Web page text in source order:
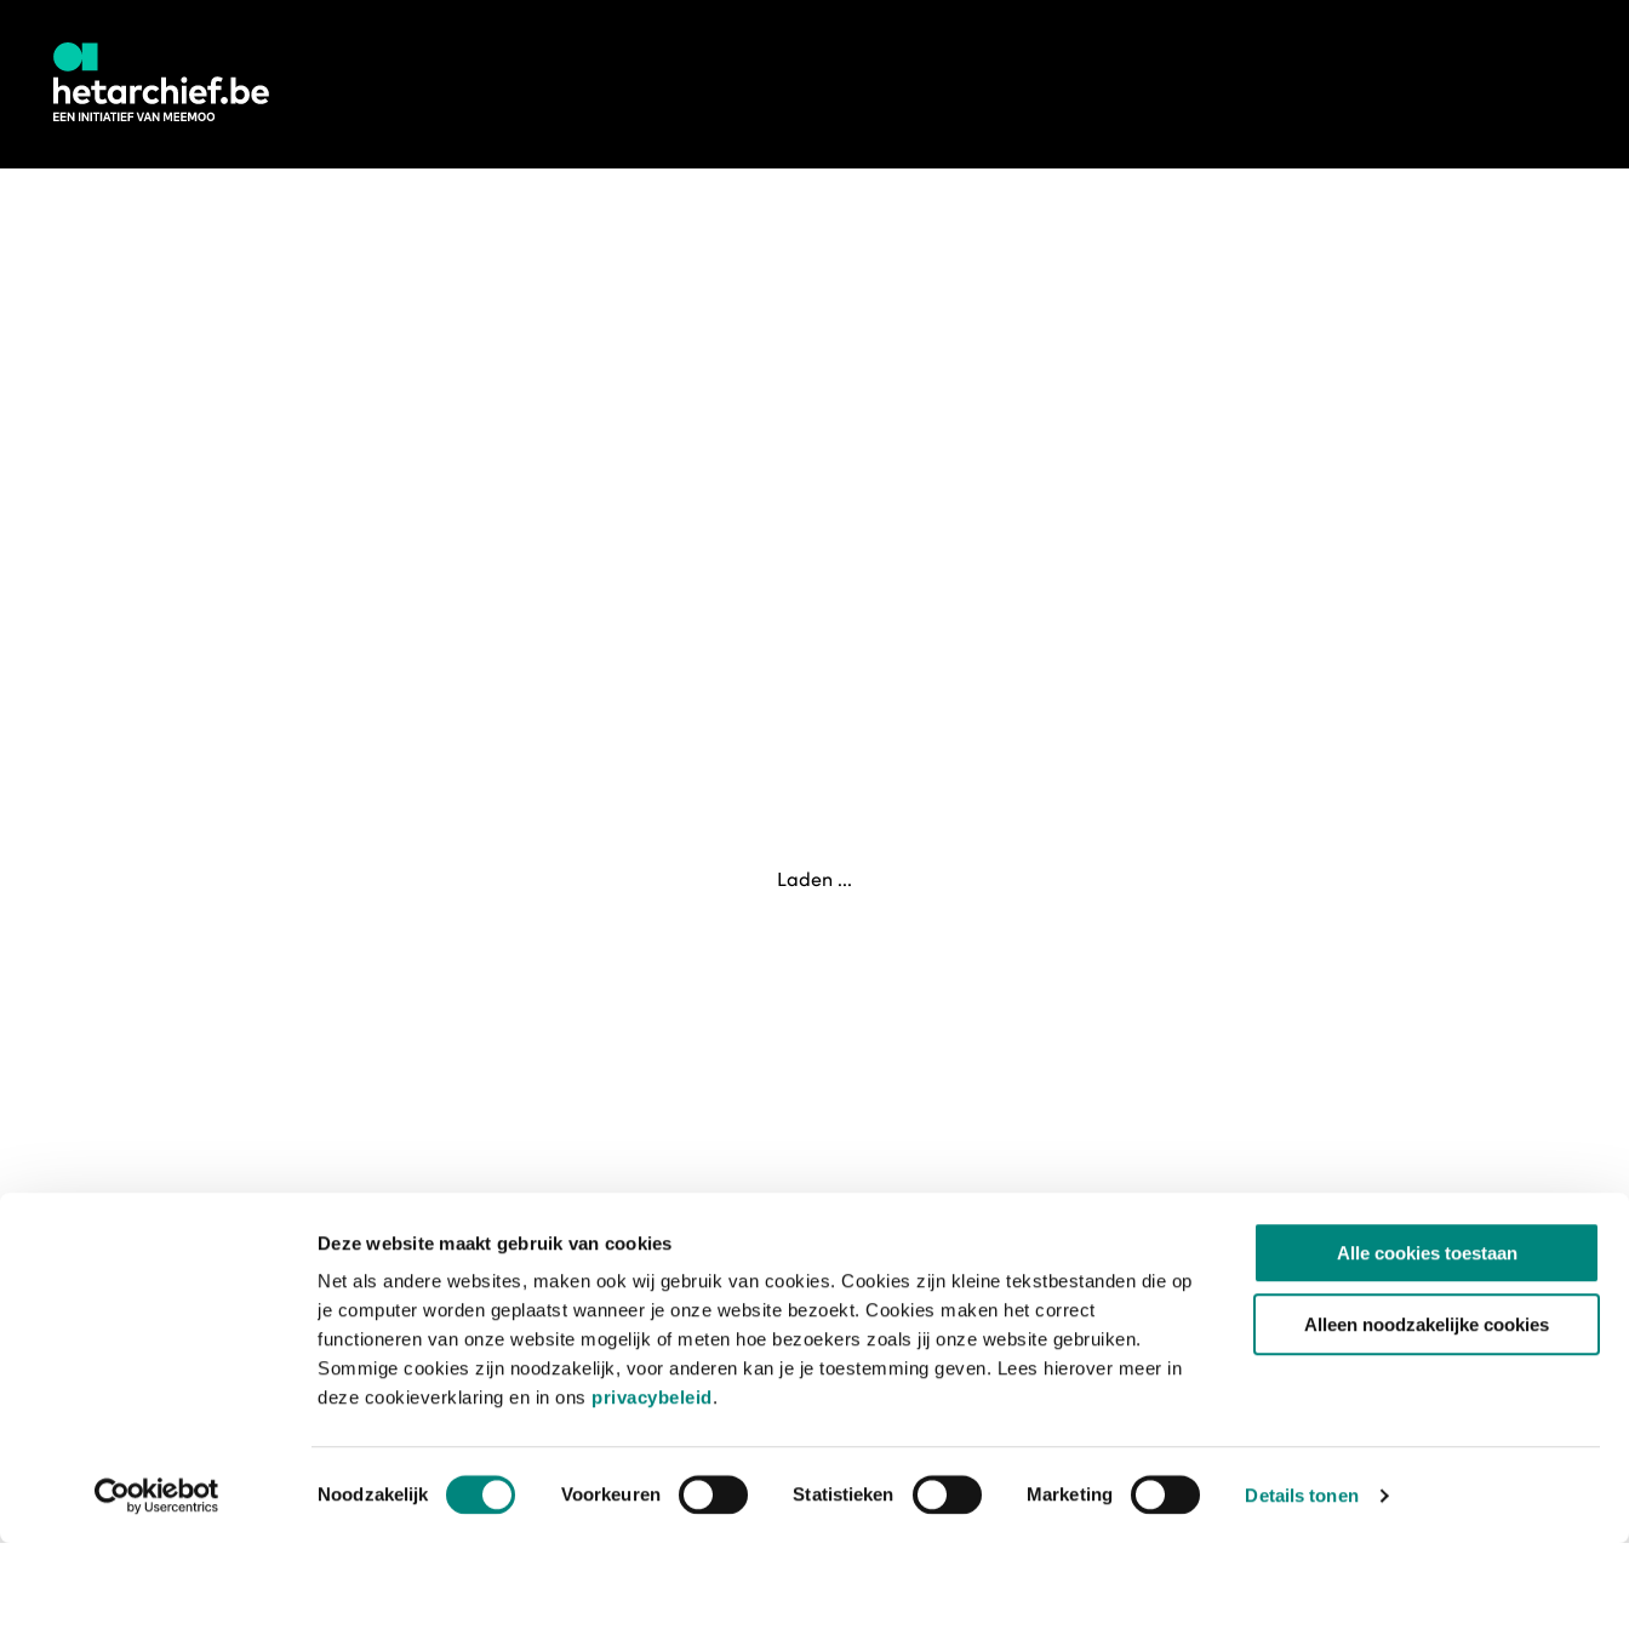
Deze website maakt gebruik van cookies
Net als andere websites, maken ook wij gebruik van cookies. Cookies zijn kleine tekstbestanden die op
je computer worden geplaatst wanneer je onze website bezoekt. Cookies maken het correct
functioneren van onze website mogelijk of meten hoe bezoekers zoals jij onze website gebruiken.
Sommige cookies zijn noodzakelijk, voor anderen kan je je toestemming geven. Lees hierover meer in
deze cookieverklaring en in ons privacybeleid.
Toestemmingsselectie
Noodzakelijk Voorkeuren Statistieken Marketing Details tonen
Alle cookies toestaan
Alleen noodzakelijke cookies
Laden ...